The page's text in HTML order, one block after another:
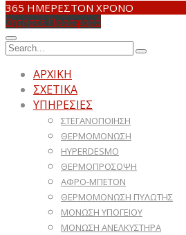
365 ΗΜΕΡΕΣΤΟΝ ΧΡΟΝΟ
Ζητήστε Προσφορά
ΑΡΧΙΚΗ
ΣΧΕΤΙΚΑ
ΥΠΗΡΕΣΙΕΣ
ΣΤΕΓΑΝΟΠΟΙΗΣΗ
ΘΕΡΜΟΜΟΝΩΣΗ
HYPERDESMO
ΘΕΡΜΟΠΡΟΣΟΨΗ
ΑΦΡΟ-ΜΠΕΤΟΝ
ΘΕΡΜΟΜΟΝΩΣΗ ΠΥΛΩΤΗΣ
ΜΟΝΩΣΗ ΥΠΟΓΕΙΟΥ
ΜΟΝΩΣΗ ΑΝΕΛΚΥΣΤΗΡΑ